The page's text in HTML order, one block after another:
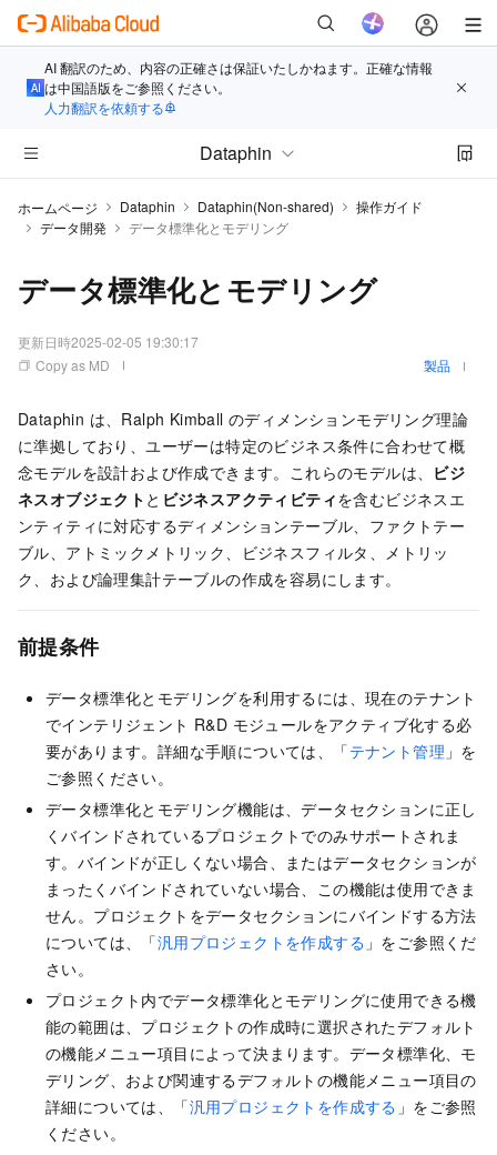
AI 翻訳のため、内容の正確さは保証いたしかねます。正確な情報
は中国語版をご参照ください。
人力翻訳を依頼する
Dataphin
ホームページ Dataphin Dataphin(Non-shared)
操作ガイド
データ開発
データ標準化とモデリング
データ標準化とモデリング
更新日時2025-02-05 19:30:17
Copy as MD
製品
Dataphin は、Ralph Kimball のディメンションモデリング理論
に準拠しており、ユーザーは特定のビジネス条件に合わせて概
念モデルを設計および作成できます。これらのモデルは、 ビジ
ネスオブジェクト と ビジネスアクティビティを含むビジネスエ
ンティティに対応するディメンションテーブル、ファクトテー
ブル、アトミックメトリック、ビジネスフィルタ、メトリッ
ク、および論理集計テーブルの作成を容易にします。
前提条件
データ標準化とモデリングを利用するには、現在のテナント
でインテリジェント R&D モジュールをアクティブ化する必
要があります。詳細な手順については、「テナント管理 」を
ご参照ください。
データ標準化とモデリング機能は、データセクションに正し
くバインドされているプロジェクトでのみサポートされま
す。バインドが正しくない場合、またはデータセクションが
まったくバインドされていない場合、この機能は使用できま
せん。プロジェクトをデータセクションにバインドする方法
については、「汎用プロジェクトを作成する 」をご参照くだ
さい。
プロジェクト内でデータ標準化とモデリングに使用できる機
能の範囲は、プロジェクトの作成時に選択されたデフォルト
の機能メニュー項目によって決まります。データ標準化、モ
デリング、および関連するデフォルトの機能メニュー項目の
詳細については、「汎用プロジェクトを作成する 」をご参照
ください。